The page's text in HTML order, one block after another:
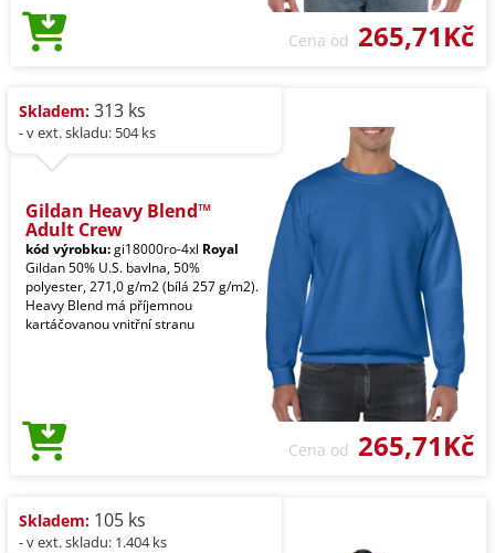
Cena od 265,71Kč
Skladem: 313 ks
- v ext. skladu: 504 ks
Gildan Heavy Blend™
Adult Crew
kód výrobku:gi18000ro-4xl Royal
Gildan 50% U.S. bavlna, 50%
polyester, 271,0 g/m2 (bílá 257 g/m2).
Heavy Blend má příjemnou
kartáčovanou vnitřní stranu
Cena od 265,71Kč
Skladem: 105 ks
- v ext. skladu: 1.404 ks